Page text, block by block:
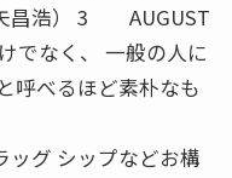
3 AUGUST
でなく、 一般の人に
べるほど素朴なも
グ シップなどお構